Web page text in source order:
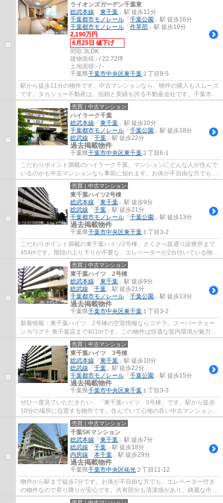
ライオンズガーデン千葉東
総武本線 「 東千葉 」駅 徒歩11分
千葉都市モノレール 「 千葉公園 」駅 徒歩16分
千葉都市モノレール 「 作草部 」駅 徒歩19分
2,190万円
6月25日 値下げ
間取:3LDK
建物面積:- / 22.72坪
土地面積:- / -
千葉県千葉市中央区東千葉 ２丁目9-5
駅から徒歩11分の物件です。中古マンションなら、物件の購入もスムーズ
です。タカショー不動産は、信頼と実績を誇る不動産会社です。千葉市中
央区で物件をお探しの方は、当社にお任せ...
売買｜中古マンション
ハイラーク千葉
総武本線 「 東千葉 」駅 徒歩10分
千葉都市モノレール 「 千葉公園 」駅 徒歩18分
総武線 「 千葉 」駅 徒歩22分
過去掲載物件
千葉県千葉市中央区東千葉 ２丁目6-1
こだわりポイント満載のハイラーク千葉。マンションにどんな人が住んで
いるのかも中古マンションなら事前に知れます。お体が不自由な方でも、
エレベーター付きの物件なので昇り降りが...
売買｜中古マンション
東千葉ハイツ2号棟
総武本線 「 東千葉 」駅 徒歩9分
総武線 「 千葉 」駅 徒歩21分
千葉都市モノレール 「 千葉公園 」駅 徒歩13分
過去掲載物件
千葉県千葉市中央区東千葉 １丁目3-2
こだわりポイント満載の東千葉ハイツ2号棟。さくさべ坂通り診療所まで
454mです。階段の上り下りが不要な、エレベーターが2台付いている物件
です。好評の駅近物件となっており、駅より...
売買｜中古マンション
東千葉ハイツ 2号棟
総武本線 「 東千葉 」駅 徒歩9分
総武線 「 千葉 」駅 徒歩21分
千葉都市モノレール 「 千葉公園 」駅 徒歩13分
過去掲載物件
千葉県千葉市中央区東千葉 １丁目3-2
新着情報：東千葉ハイツ 2号棟の空室情報ならコチラ。スーパーチェー
ンカワグチ 東千葉店まで401mです。この物件は快適な室内環境が魅力の
中古マンションとなっています。エレベータ...
売買｜中古マンション
東千葉ハイツ 3号棟
総武本線 「 東千葉 」駅 徒歩10分
総武線 「 千葉 」駅 徒歩22分
千葉都市モノレール 「 千葉公園 」駅 徒歩15分
過去掲載物件
千葉県千葉市中央区東千葉 １丁目3-3
ぜひ一度見ていただきたい、「東千葉ハイツ 3号棟」です。駅から徒歩
10分の場所に位置する物件です。住んでいて心地の良い中古マンションで
魅力的です。エレベーターが2基付いている...
売買｜中古マンション
千葉SKマンション
総武本線 「 東千葉 」駅 徒歩7分
総武線 「 千葉 」駅 徒歩18分
内房線 「 本千葉 」駅 徒歩29分
過去掲載物件
千葉県千葉市中央区祐光 ２丁目11-12
物件から駅まで徒歩7分です。お体が不自由な方でも、エレベーター付き
の物件なので昇り降りが安心です。共有部分も清潔感があり、綺麗な中古
マンションです。総武本線東千葉近郊にある...